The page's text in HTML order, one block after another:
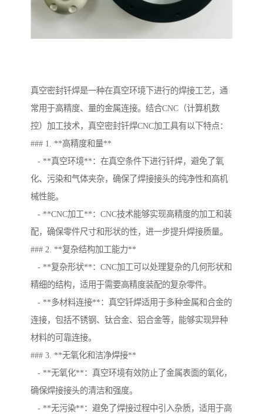
真空密封钎焊是一种在真空环境下进行的焊接工艺，通
常用于高精度、量的金属连接。结合CNC（计算机数
控）加工技术，真空密封钎焊CNC加工具有以下特点：
### 1. **高精度和量**
- **真空环境**：在真空条件下进行钎焊，避免了氧
化、污染和气体夹杂，确保了焊接接头的纯净性和高机
械性能。
- **CNC加工**：CNC技术能够实现高精度的加工和装
配，确保零件尺寸和形状的性，进一步提升焊接质量。
### 2. **复杂结构加工能力**
- **复杂形状**：CNC加工可以处理复杂的几何形状和
精细的结构，适用于需要高精度装配的复杂零件。
- **多材料连接**：真空钎焊适用于多种金属和合金的
连接，包括不锈钢、钛合金、铝合金等，能够实现异种
材料的可靠连接。
### 3. **无氧化和洁净焊接**
- **无氧化**：真空环境有效防止了金属表面的氧化，
确保焊接接头的清洁和强度。
- **无污染**：避免了焊接过程中引入杂质，适用于高